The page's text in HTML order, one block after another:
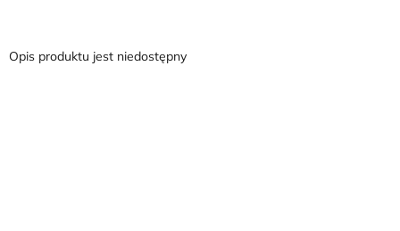
Opis produktu jest niedostępny